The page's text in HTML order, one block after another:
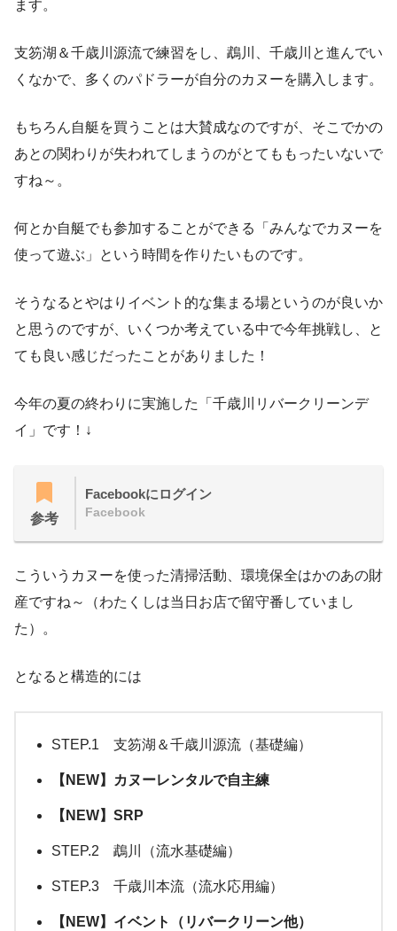
ます。
支笏湖＆千歳川源流で練習をし、鵡川、千歳川と進んでい
くなかで、多くのパドラーが自分のカヌーを購入します。
もちろん自艇を買うことは大賛成なのですが、そこでかの
あとの関わりが失われてしまうのがとてももったいないで
すね～。
何とか自艇でも参加することができる「みんなでカヌーを
使って遊ぶ」という時間を作りたいものです。
そうなるとやはりイベント的な集まる場というのが良いか
と思うのですが、いくつか考えている中で今年挑戦し、と
ても良い感じだったことがありました！
今年の夏の終わりに実施した「千歳川リバークリーンデ
イ」です！↓
参考
Facebookにログイン
Facebook
こういうカヌーを使った清掃活動、環境保全はかのあの財
産ですね～（わたくしは当日お店で留守番していまし
た）。
となると構造的には
STEP.1 支笏湖＆千歳川源流（基礎編）
【NEW】カヌーレンタルで自主練
【NEW】SRP
STEP.2 鵡川（流水基礎編）
STEP.3 千歳川本流（流水応用編）
【NEW】イベント（リバークリーン他）